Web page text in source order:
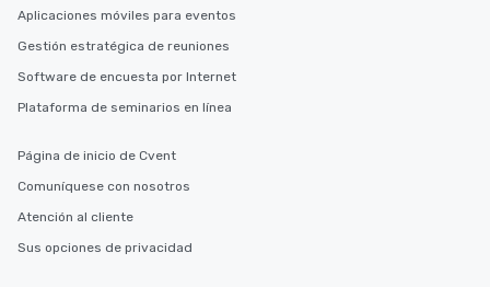
Aplicaciones móviles para eventos
Gestión estratégica de reuniones
Software de encuesta por Internet
Plataforma de seminarios en línea
Página de inicio de Cvent
Comuníquese con nosotros
Atención al cliente
Sus opciones de privacidad